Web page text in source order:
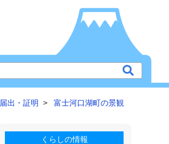
届出・証明 富士河口湖町の景観
くらしの情報